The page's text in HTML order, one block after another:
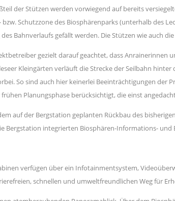
der Stützen werden vorwiegend auf bereits
bzw. Schutzzone des Biosphärenparks (unterhalb
Bahnverlaufs gefällt werden. Die Stützen wie auch
gezielt darauf geachtet, dass Anrainerinnen
Kleingärten verläuft die Strecke der Seilbahn
So sind auch hier keinerlei Beeinträchtigungen
Planungsphase berücksichtigt, die einst
auf der Bergstation geplanten Rückbau des
Bergstation integrierten Biosphären-Informations-
verfügen über ein Infotainmentsystem,
schnellen und umweltfreundlichen Weg für